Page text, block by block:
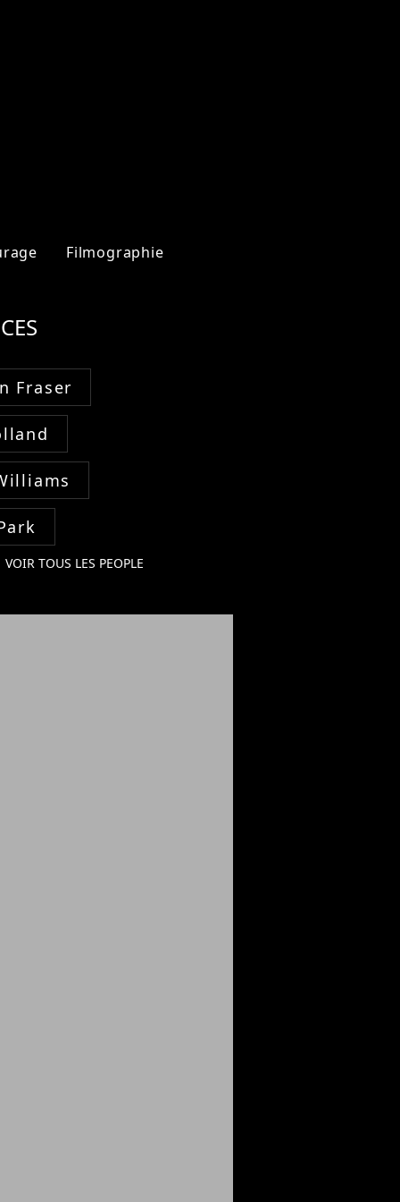
Filmographie
Fraser
VOIR TOUS LES PEOPLE